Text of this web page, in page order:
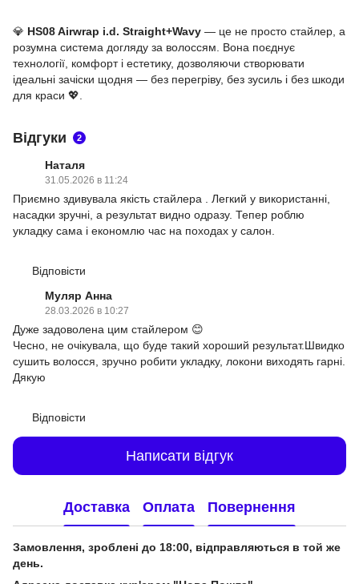
💎 HS08 Airwrap i.d. Straight+Wavy — це не просто стайлер, а
розумна система догляду за волоссям. Вона поєднує
технології, комфорт і естетику, дозволяючи створювати
ідеальні зачіски щодня — без перегріву, без зусиль і без шкоди
для краси 💖.
Відгуки 2
Наталя
31.05.2026 в 11:24
Приємно здивувала якість стайлера . Легкий у використанні,
насадки зручні, а результат видно одразу. Тепер роблю
укладку сама і економлю час на походах у салон.
Відповісти
Муляр Анна
28.03.2026 в 10:27
Дуже задоволена цим стайлером 😊
Чесно, не очікувала, що буде такий хороший результат.Швидко
сушить волосся, зручно робити укладку, локони виходять гарні.
Дякую
Відповісти
Написати відгук
Доставка Оплата Повернення
Замовлення, зроблені до 18:00, відправляються в той же
день.